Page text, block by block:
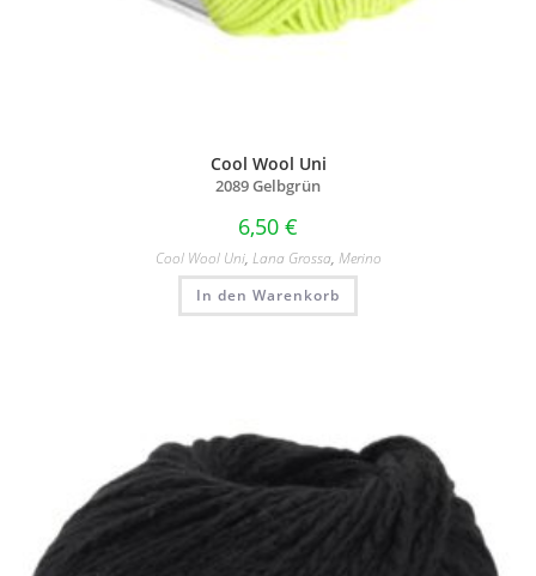
Cool Wool Uni
2089 Gelbgrün
6,50 €
Cool Wool Uni, Lana Grossa, Merino
In den Warenkorb